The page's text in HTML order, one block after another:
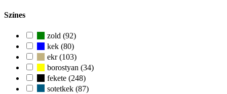
Színes
zold (92)
kek (80)
ekr (103)
borostyan (34)
fekete (248)
sotetkek (87)